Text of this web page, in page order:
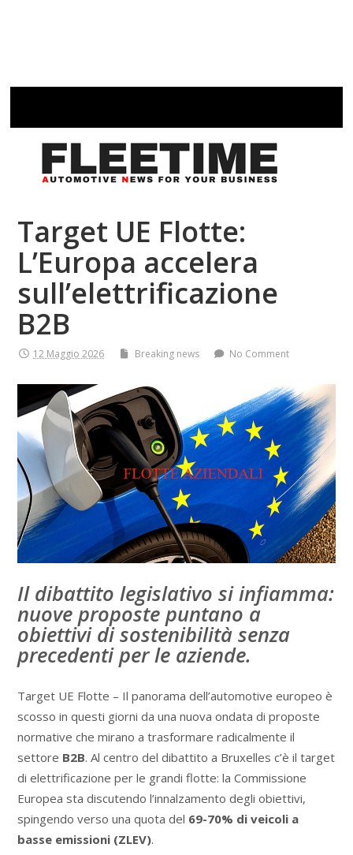
Target UE Flotte:
L’Europa accelera
sull’elettrificazione
B2B
12 Maggio 2026 Breaking news No Comment
Il dibattito legislativo si infiamma:
nuove proposte puntano a
obiettivi di sostenibilità senza
precedenti per le aziende.
Target UE Flotte – Il panorama dell’automotive europeo è
scosso in questi giorni da una nuova ondata di proposte
normative che mirano a trasformare radicalmente il
settore B2B. Al centro del dibattito a Bruxelles c’è il target
di elettrificazione per le grandi flotte: la Commissione
Europea sta discutendo l’innalzamento degli obiettivi,
spingendo verso una quota del 69-70% di veicoli a
basse emissioni (ZLEV).